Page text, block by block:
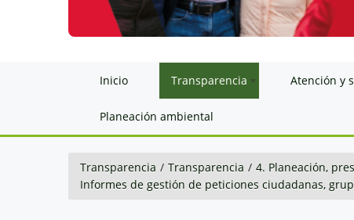
Inicio Transparencia Atención y
Planeación ambiental
Transparencia / Transparencia / 4. Planeación,
Informes de gestión de peticiones ciudadanas,